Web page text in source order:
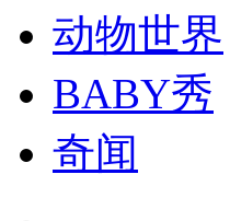
走！跟着总书记去植树
消防员救轻生者
动物世界
BABY秀
奇闻